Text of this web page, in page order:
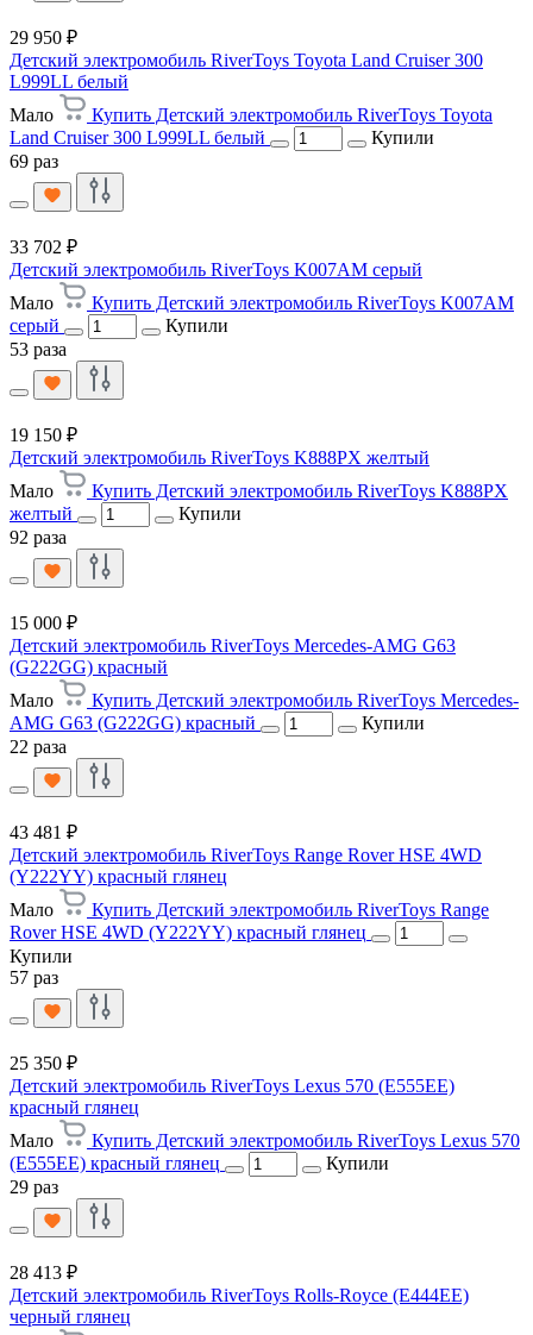
29 950 ₽
Детский электромобиль RiverToys Toyota Land Cruiser 300
L999LL белый
Мало
Купить Детский электромобиль RiverToys Toyota
Land Cruiser 300 L999LL белый
Купили
69 раз
33 702 ₽
Детский электромобиль RiverToys K007AM серый
Мало
Купить Детский электромобиль RiverToys K007AM
серый
Купили
53 раза
19 150 ₽
Детский электромобиль RiverToys K888PX желтый
Мало
Купить Детский электромобиль RiverToys K888PX
желтый
Купили
92 раза
15 000 ₽
Детский электромобиль RiverToys Mercedes-AMG G63
(G222GG) красный
Мало
Купить Детский электромобиль RiverToys Mercedes-
AMG G63 (G222GG) красный
Купили
22 раза
43 481 ₽
Детский электромобиль RiverToys Range Rover HSE 4WD
(Y222YY) красный глянец
Мало
Купить Детский электромобиль RiverToys Range
Rover HSE 4WD (Y222YY) красный глянец
Купили
57 раз
25 350 ₽
Детский электромобиль RiverToys Lexus 570 (E555EE)
красный глянец
Мало
Купить Детский электромобиль RiverToys Lexus 570
(E555EE) красный глянец
Купили
29 раз
28 413 ₽
Детский электромобиль RiverToys Rolls-Royce (E444EE)
черный глянец